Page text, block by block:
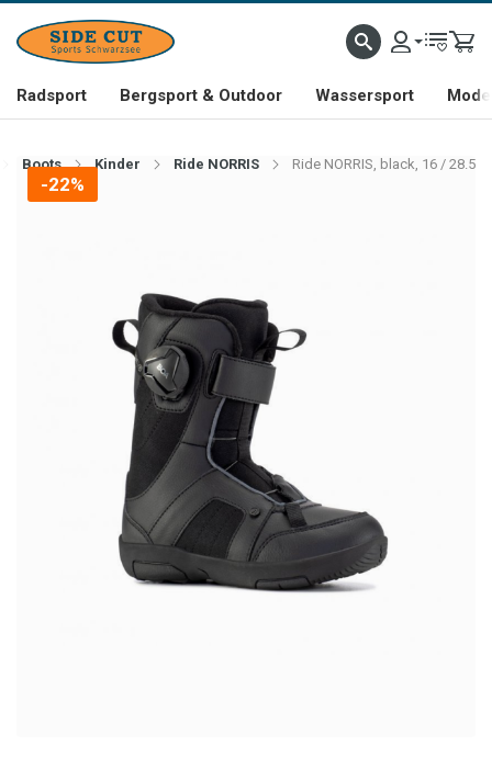
Radsport Bergsport & Outdoor Wassersport
Boots Kinder Ride NORRIS Ride NORRIS, black, 16 / 28.5
-22%